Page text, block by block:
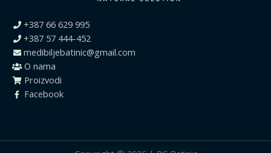
+387 66 629 995
+387 57 444-452
medibiljebatinic@gmail.com
O nama
Proizvodi
Facebook